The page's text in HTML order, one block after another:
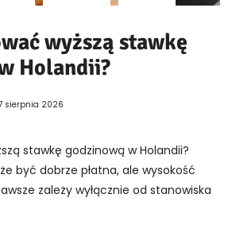
wyższą stawkę
Holandii?
sierpnia 2026
stawkę godzinową w Holandii?
być dobrze płatna, ale wysokość
zależy wyłącznie od stanowiska